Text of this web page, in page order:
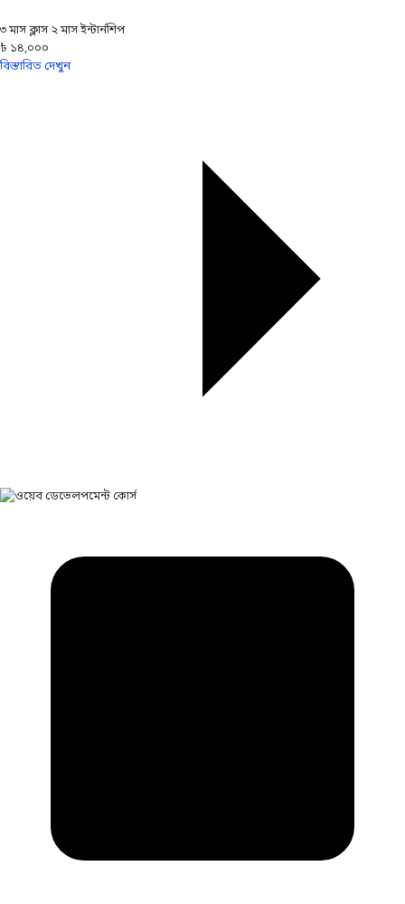
৩ মাস ক্লাস ২ মাস ইন্টার্নশিপ
৳ ১৪,০০০
বিস্তারিত দেখুন